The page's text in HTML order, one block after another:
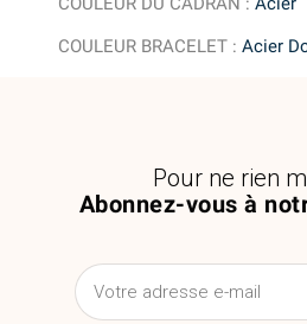
COULEUR BRACELET :Acier
Abonnez-vous à
Pour ne rien